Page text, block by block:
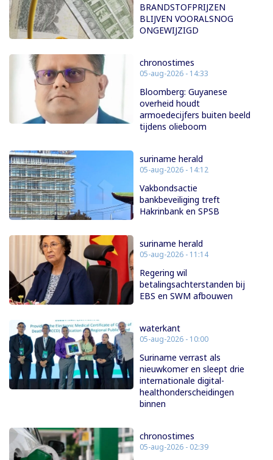
BRANDSTOFPRIJZEN
BLIJVEN VOORALSNOG
ONGEWIJZIGD
chronostimes
05-aug-2026 - 14:33
Bloomberg: Guyanese
overheid houdt
armoedecijfers buiten beeld
tijdens olieboom
suriname herald
05-aug-2026 - 14:12
Vakbondsactie
bankbeveiliging treft
Hakrinbank en SPSB
suriname herald
05-aug-2026 - 11:14
Regering wil
betalingsachterstanden bij
EBS en SWM afbouwen
waterkant
05-aug-2026 - 10:00
Suriname verrast als
nieuwkomer en sleept drie
internationale digital-
healthonderscheidingen
binnen
chronostimes
05-aug-2026 - 02:39